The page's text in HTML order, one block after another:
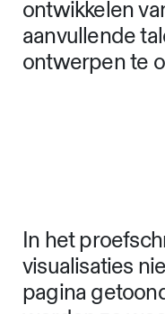
kenmerken
praktijk.
methods zowel
ontwikkelen
aanvullende
ontwerpen te